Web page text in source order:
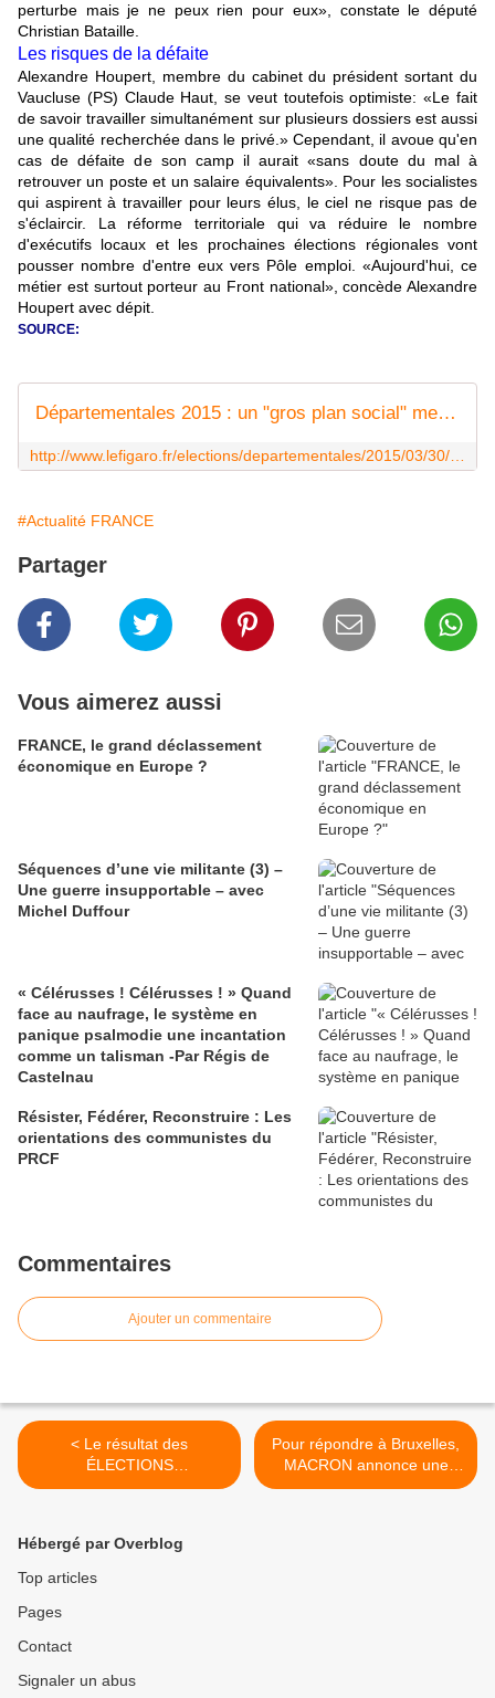
perturbe mais je ne peux rien pour eux», constate le député
Christian Bataille.
Les risques de la défaite
Alexandre Houpert, membre du cabinet du président sortant du
Vaucluse (PS) Claude Haut, se veut toutefois optimiste: «Le fait
de savoir travailler simultanément sur plusieurs dossiers est aussi
une qualité recherchée dans le privé.» Cependant, il avoue qu'en
cas de défaite de son camp il aurait «sans doute du mal à
retrouver un poste et un salaire équivalents». Pour les socialistes
qui aspirent à travailler pour leurs élus, le ciel ne risque pas de
s'éclaircir. La réforme territoriale qui va réduire le nombre
d'exécutifs locaux et les prochaines élections régionales vont
pousser nombre d'entre eux vers Pôle emploi. «Aujourd'hui, ce
métier est surtout porteur au Front national», concède Alexandre
Houpert avec dépit.
SOURCE:
Départementales 2015 : un "gros plan social" menace le Parti socialiste
#Actualité FRANCE
Partager
Vous aimerez aussi
FRANCE, le grand déclassement
économique en Europe ?
Séquences d’une vie militante (3) –
Une guerre insupportable – avec
Michel Duffour
« Célérusses ! Célérusses ! » Quand
face au naufrage, le système en
panique psalmodie une incantation
comme un talisman -Par Régis de
Castelnau
Résister, Fédérer, Reconstruire : Les
orientations des communistes du
PRCF
Commentaires
Ajouter un commentaire
< Le résultat des
ÉLECTIONS
DÉPARTEMENTALES
Pour répondre à Bruxelles,
MACRON annonce une
DEUXIÈME LOI >
Hébergé par Overblog
Top articles
Pages
Contact
Signaler un abus